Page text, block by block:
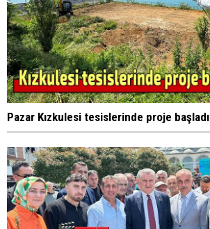
Pazar Kızkulesi tesislerinde proje başladı